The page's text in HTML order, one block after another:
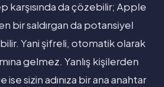
karşısında da çözebilir; Apple
bir saldırgan da potansiyel
Yani şifreli, otomatik olarak
gelmez. Yanlış kişilerden
sizin adınıza bir ana anahtar